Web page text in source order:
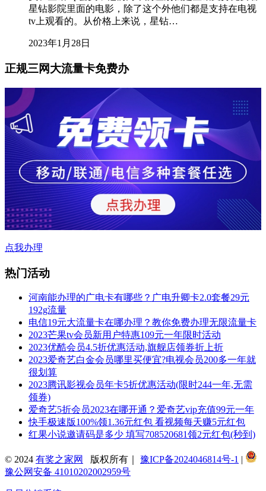
星钻影院里面的电影，除了这个外他们都是支持在电视
tv上观看的。从价格上来说，星钻…
2023年1月28日
正规三网大流量卡免费办
点我办理
热门活动
河南能办理的广电卡有哪些？广电升卿卡2.0套餐29元
192g流量
电信19元大流量卡在哪办理？教你免费办理无限流量卡
2023芒果tv会员新用户特惠109元一年限时活动
2023优酷会员4.5折优惠活动,旗舰店领券折上折
2023爱奇艺白金会员哪里买便宜?电视会员200多一年就
很划算
2023腾讯影视会员年卡5折优惠活动(限时244一年,无需
领券)
爱奇艺5折会员2023在哪开通？爱奇艺vip充值99元一年
快手极速版100%领1.36元红包 看视频每天赚5元红包
红果小说邀请码是多少 填写708520681领2元红包(秒到)
© 2024 有奖之家网 版权所有｜ 豫ICP备2024046814号-1 |
豫公网安备 41010202002959号